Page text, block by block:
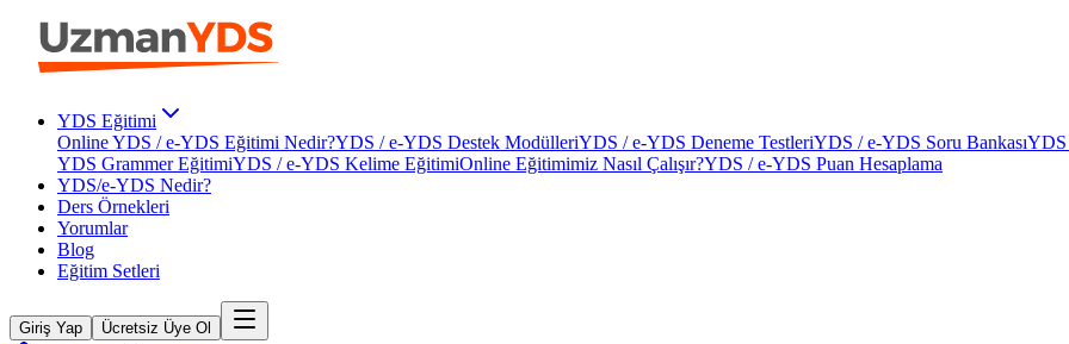
YDS Eğitimi
Online YDS / e-YDS Eğitimi Nedir?YDS / e-YDS Destek ModülleriYDS / e-YDS Deneme TestleriYDS / e-YDS Soru BankasıYDS
YDS Grammer EğitimiYDS / e-YDS Kelime EğitimiOnline Eğitimimiz Nasıl Çalışır?YDS / e-YDS Puan Hesaplama
YDS/e-YDS Nedir?
Ders Örnekleri
Yorumlar
Blog
Eğitim Setleri
Giriş Yap Ücretsiz Üye Ol